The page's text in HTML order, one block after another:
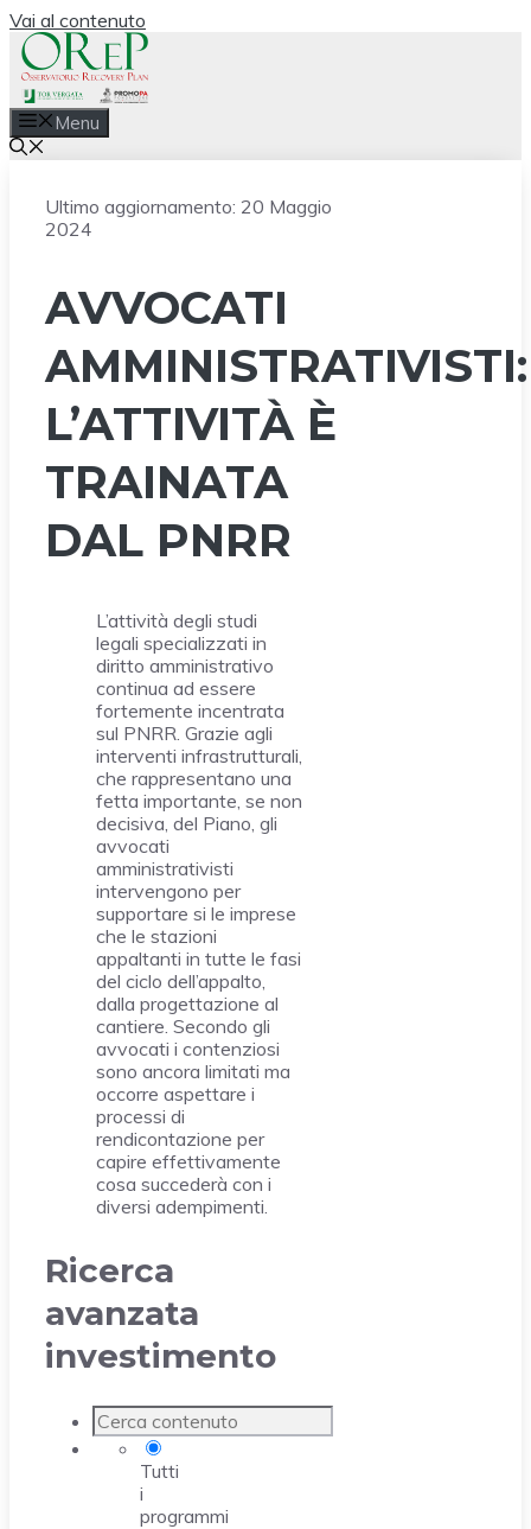
Vai al contenuto
Menu
Ultimo aggiornamento: 20 Maggio
2024
AVVOCATI
AMMINISTRATIVISTI:
L’ATTIVITÀ È
TRAINATA
DAL PNRR
L’attività degli studi
legali specializzati in
diritto amministrativo
continua ad essere
fortemente incentrata
sul PNRR. Grazie agli
interventi infrastrutturali,
che rappresentano una
fetta importante, se non
decisiva, del Piano, gli
avvocati
amministrativisti
intervengono per
supportare si le imprese
che le stazioni
appaltanti in tutte le fasi
del ciclo dell’appalto,
dalla progettazione al
cantiere. Secondo gli
avvocati i contenziosi
sono ancora limitati ma
occorre aspettare i
processi di
rendicontazione per
capire effettivamente
cosa succederà con i
diversi adempimenti.
Ricerca
avanzata
investimento
Tutti
i
programmi